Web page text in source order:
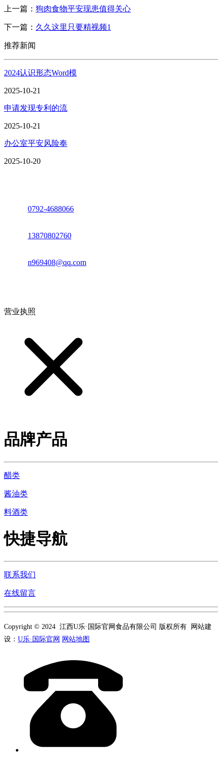
上一篇： 狗肉食物平安现患值得关心
下一篇： 久久这里只要精视频1
推荐新闻
2024认识形态Word模
2025-10-21
申请发现专利的流
2025-10-21
办公室平安风险奉
2025-10-20
0792-4688066
13870802760
n969408@qq.com
营业执照
品牌产品
醋类
酱油类
料酒类
快捷导航
联系我们
在线留言
Copyright © 2024 江西U乐·国际官网食品有限公司 版权所有 网站建
设： U乐·国际官网 网站地图